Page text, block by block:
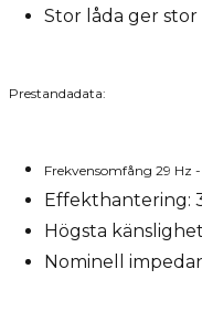
Stor låda ger stor
Prestandadata:
Frekvensomfång 29 Hz
Effekthantering:
Högsta
Nominell